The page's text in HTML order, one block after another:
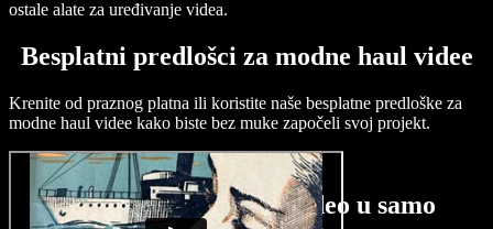
ostale alate za uređivanje videa.
Besplatni predlošci za modne haul videe
Krenite od praznog platna ili koristite naše besplatne predloške za
modne haul videe kako biste bez muke započeli svoj projekt.
Izradite modni haul video u samo